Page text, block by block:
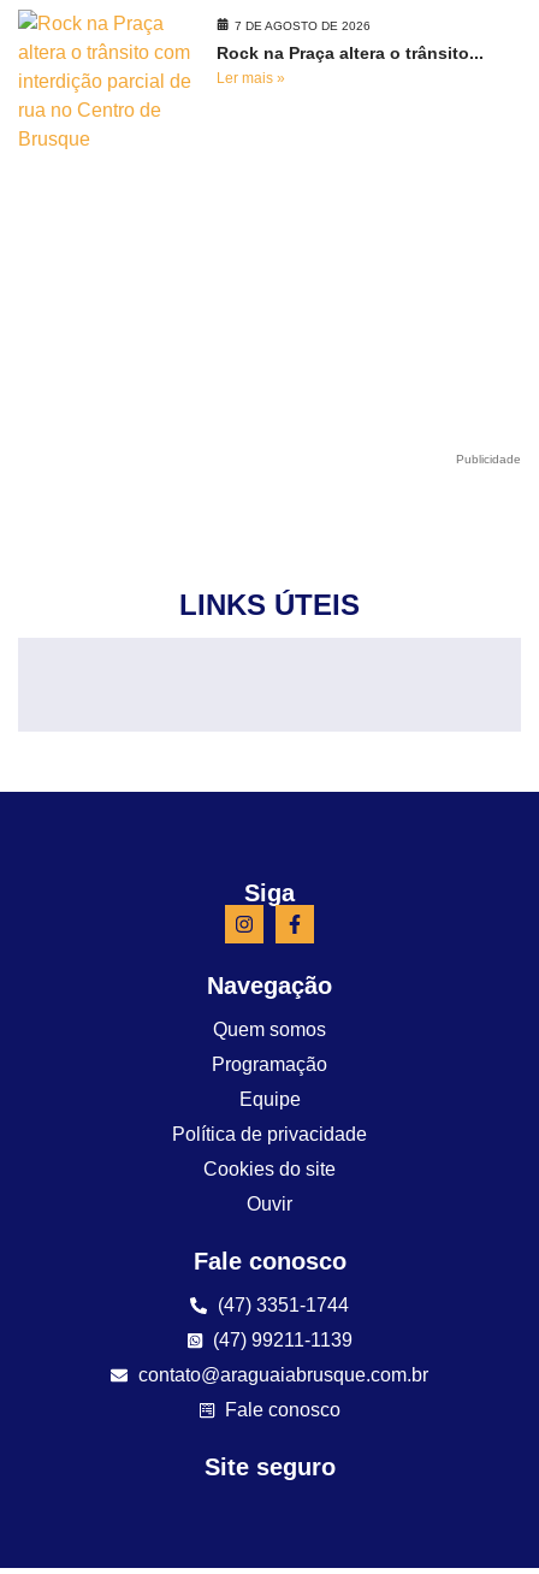
7 DE AGOSTO DE 2026
Rock na Praça altera o trânsito...
Ler mais »
Publicidade
LINKS ÚTEIS
Siga
Navegação
Quem somos
Programação
Equipe
Política de privacidade
Cookies do site
Ouvir
Fale conosco
(47) 3351-1744
(47) 99211-1139
contato@araguaiabrusque.com.br
Fale conosco
Site seguro